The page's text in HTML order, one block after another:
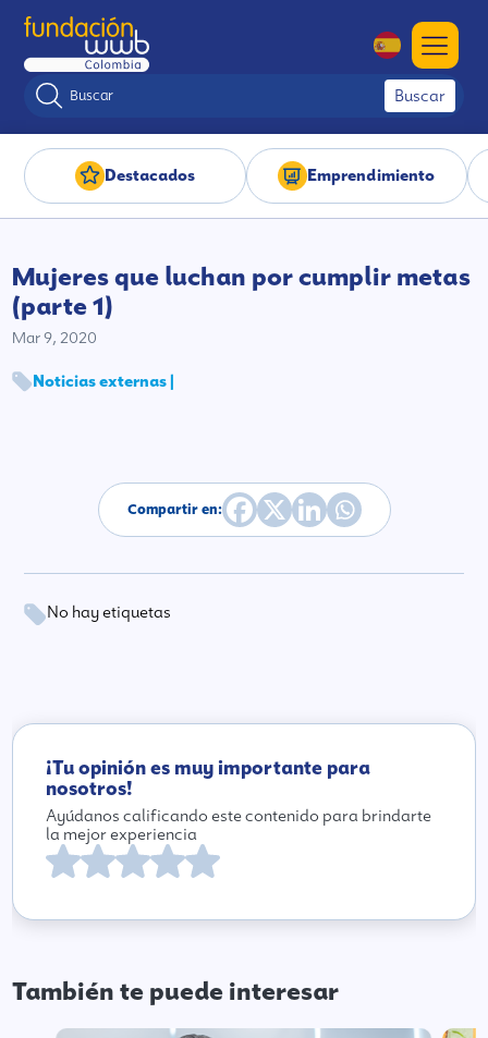
Buscar
Destacados Emprendimiento
Mujeres que luchan por cumplir metas
(parte 1)
Mar 9, 2020
Noticias externas |
Compartir en:
No hay etiquetas
¡Tu opinión es muy importante para
nosotros!
Ayúdanos calificando este contenido para brindarte
la mejor experiencia
También te puede interesar